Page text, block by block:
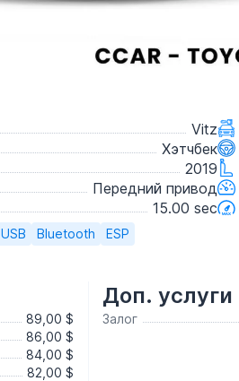
Vitz
Хэтчбек
2019
Передний привод
15.00 sec
USB Bluetooth ESP
89,00 $
86,00 $
84,00 $
82,00 $
Доп. услуги
Залог